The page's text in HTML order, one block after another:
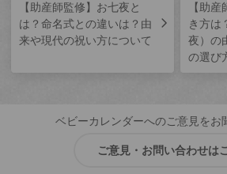
【助産師監修】お七夜と
は？命名式との違いは？由
来や現代の祝い方について
【助
き方は
夜）の
の選び
ベビーカレンダーへのご意見をお
ご意見・お問い合わせは